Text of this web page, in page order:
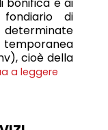
di
temporanea
cioè della
a leggere